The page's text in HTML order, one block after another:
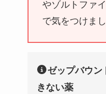
やゾルトファ
で気をつけまし
ゼップバウ
きない薬